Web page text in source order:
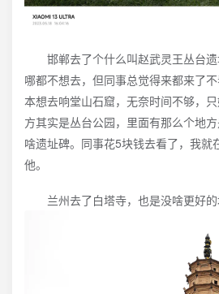
邯郸去了个什么叫赵武灵王丛台遗
哪都不想去，但同事总觉得来都来了
本想去响堂山石窟，无奈时间不够，
方其实是丛台公园，里面有那么个地
啥遗址碑。同事花5块钱去看了，我就
他。
兰州去了白塔寺，也是没啥更好的